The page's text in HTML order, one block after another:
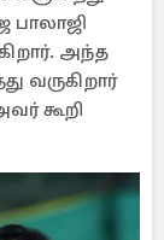
பாலாஜி
அந்த
வருகிறார்
கூறி